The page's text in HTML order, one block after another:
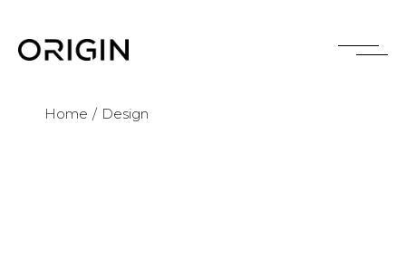
to
the
Home Design